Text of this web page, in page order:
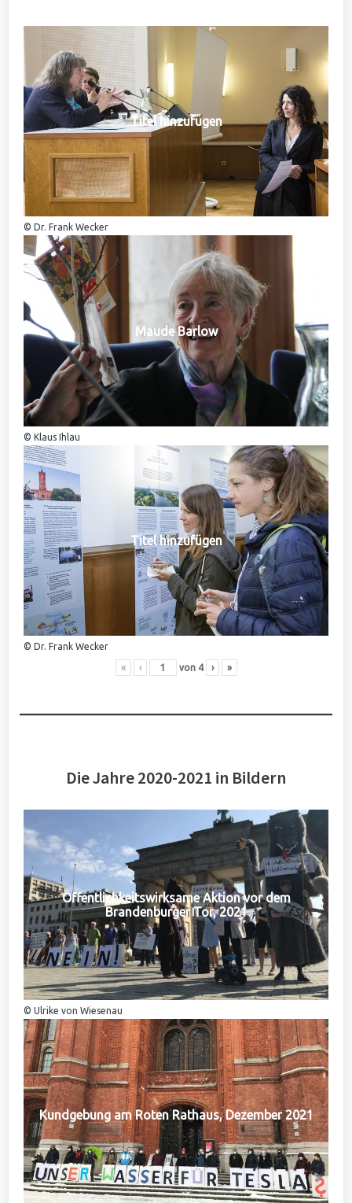
Titel hinzufügen
© Dr. Frank Wecker
Maude Barlow
© Klaus Ihlau
Titel hinzufügen
© Dr. Frank Wecker
« ‹ von 4 › »
Die Jahre 2020-2021 in Bildern
Öffentlichkeitswirksame Aktion vor dem
Brandenburger Tor, 2021
© Ulrike von Wiesenau
Kundgebung am Roten Rathaus, Dezember 2021